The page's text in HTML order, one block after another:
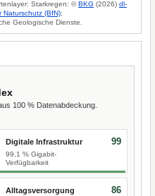
Starkregen: ©BKG (2026) dl-
Naturschutz (BfN);
Geologische Dienste.
100 % Datenabdeckung.
Digitale Infrastruktur
99,1 % Gigabit-
Verfügbarkeit
99
Alltagsversorgung 86